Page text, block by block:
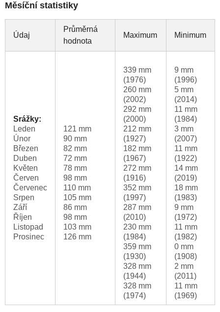
Měsíční statistiky
Údaj
Průměrná
hodnota
Maximum Minimum
Srážky:
Leden
Únor
Březen
Duben
Květen
Červen
Červenec
Srpen
Září
Říjen
Listopad
Prosinec
121 mm
90 mm
82 mm
72 mm
78 mm
98 mm
110 mm
105 mm
86 mm
98 mm
103 mm
126 mm
339 mm
(1976)
260 mm
(2002)
292 mm
(2000)
212 mm
(1927)
182 mm
(1967)
272 mm
(1916)
352 mm
(1997)
287 mm
(2010)
230 mm
(1984)
359 mm
(1930)
328 mm
(1944)
328 mm
(1974)
9 mm
(1996)
5 mm
(2014)
11 mm
(1984)
3 mm
(2007)
11 mm
(1922)
14 mm
(2019)
18 mm
(1983)
9 mm
(1972)
11 mm
(1982)
0 mm
(1908)
2 mm
(2011)
11 mm
(1969)